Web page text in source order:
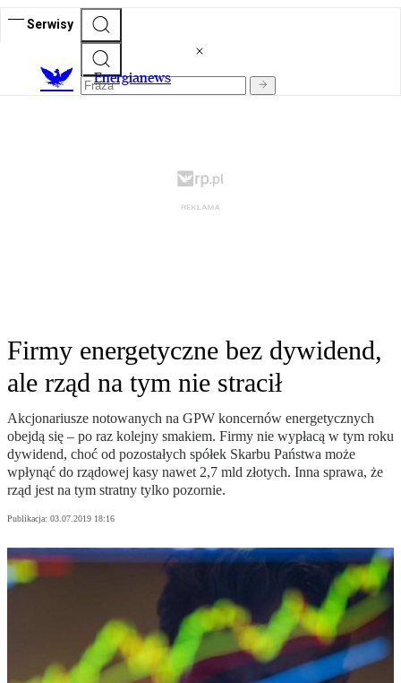
Serwisy
Energianews
Firmy energetyczne bez dywidend,
ale rząd na tym nie stracił
Akcjonariusze notowanych na GPW koncernów energetycznych
obejdą się – po raz kolejny smakiem. Firmy nie wypłacą w tym roku
dywidend, choć od pozostałych spółek Skarbu Państwa może
wpłynąć do rządowej kasy nawet 2,7 mld złotych. Inna sprawa, że
rząd jest na tym stratny tylko pozornie.
Publikacja: 03.07.2019 18:16